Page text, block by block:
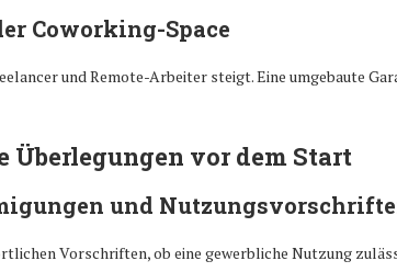
Coworking-Space
und Remote-Arbeiter steigt. Eine umgebaute
Überlegungen vor dem Start
und
Vorschriften, ob eine gewerbliche Nutzung